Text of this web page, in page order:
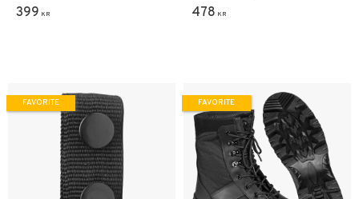
399 KR 478 KR
FAVORITE FAVORITE